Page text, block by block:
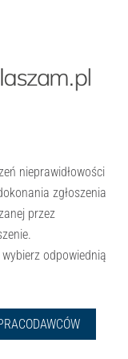
nieprawidłowości
zgłoszenia
przez
odpowiednią